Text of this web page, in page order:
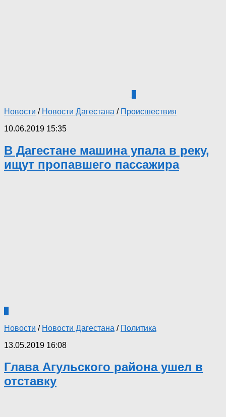
Новости / Новости Дагестана / Происшествия
10.06.2019 15:35
В Дагестане машина упала в реку,
ищут пропавшего пассажира
Новости / Новости Дагестана / Политика
13.05.2019 16:08
Глава Агульского района ушел в
отставку